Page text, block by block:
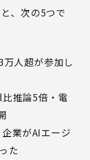
、次の5つで
人超が参加し
推論5倍・電
業がAIエージ
た